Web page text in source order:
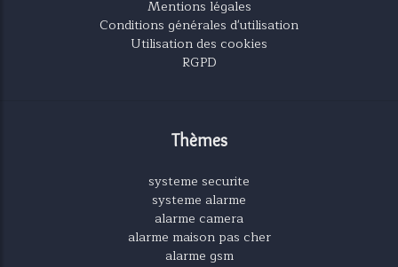
Mentions légales
Conditions générales d'utilisation
Utilisation des cookies
RGPD
Thèmes
systeme securite
systeme alarme
alarme camera
alarme maison pas cher
alarme gsm